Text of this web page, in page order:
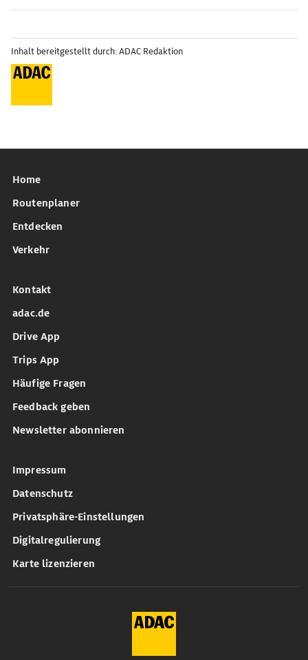
Inhalt bereitgestellt durch: ADAC Redaktion
Home
Routenplaner
Entdecken
Verkehr
Kontakt
adac.de
Drive App
Trips App
Häufige Fragen
Feedback geben
Newsletter abonnieren
Impressum
Datenschutz
Privatsphäre-Einstellungen
Digitalregulierung
Karte lizenzieren